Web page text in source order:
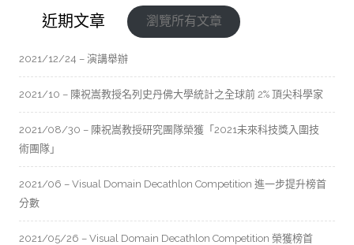
近期文章 瀏覽所有文章
2021/12/24 – 演講舉辦
2021/10 – 陳祝嵩教授名列史丹佛大學統計之全球前 2% 頂尖科學家
2021/08/30 – 陳祝嵩教授研究團隊榮獲「2021未來科技獎入圍技
術團隊」
2021/06 – Visual Domain Decathlon Competition 進一步提升榜首
分數
2021/05/26 – Visual Domain Decathlon Competition 榮獲榜首